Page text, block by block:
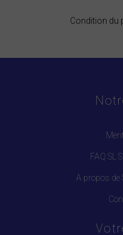
Condition du
FAQ SL
A propos de